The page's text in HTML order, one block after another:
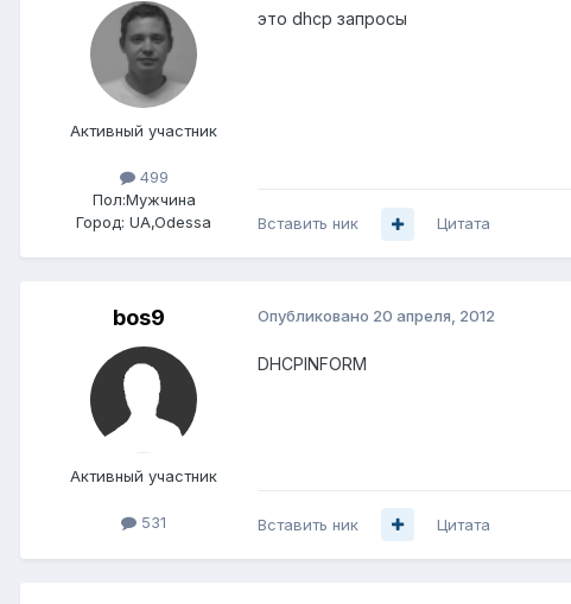
Активный участник
499
Пол:Мужчина
Город: UA,Odessa
это dhcp запросы
Вставить ник Цитата
bos9
Активный участник
531
Опубликовано 20 апреля, 2012
DHCPINFORM
Вставить ник Цитата